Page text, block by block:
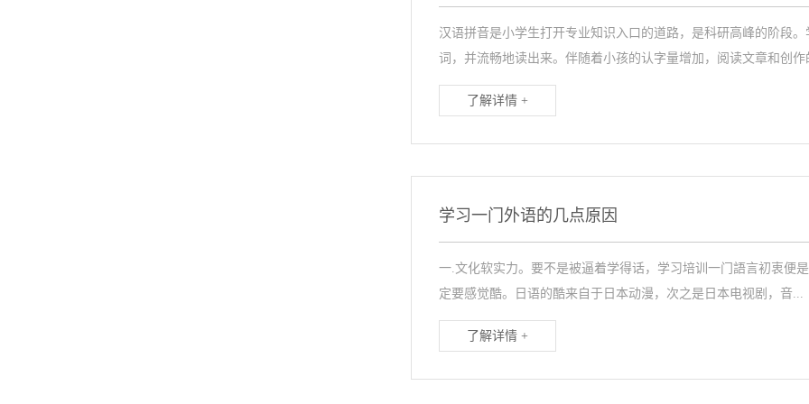
汉语拼音是小学生打开专业知识入口的道路，是科研高峰的阶段
词，并流畅地读出来。伴随着小孩的认字量增加，阅读文章和创作
了解详情 +
学习一门外语的几点原因
一.文化软实力。要不是被逼着学得话，学习培训一门語言初衷便
定要感觉酷。日语的酷来自于日本动漫，次之是日本电视剧，音...
了解详情 +